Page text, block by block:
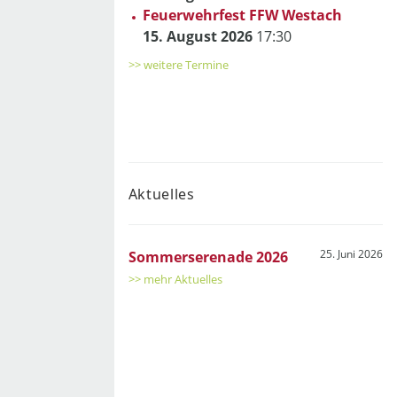
Feuerwehrfest FFW Westach
15. August 202617:30
>> weitere Termine
Aktuelles
Sommerserenade 2026 25. Juni 2026
>> mehr Aktuelles